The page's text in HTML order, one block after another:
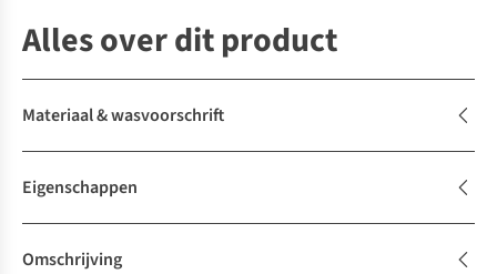
Alles over dit product
Materiaal & wasvoorschrift
Eigenschappen
Omschrijving